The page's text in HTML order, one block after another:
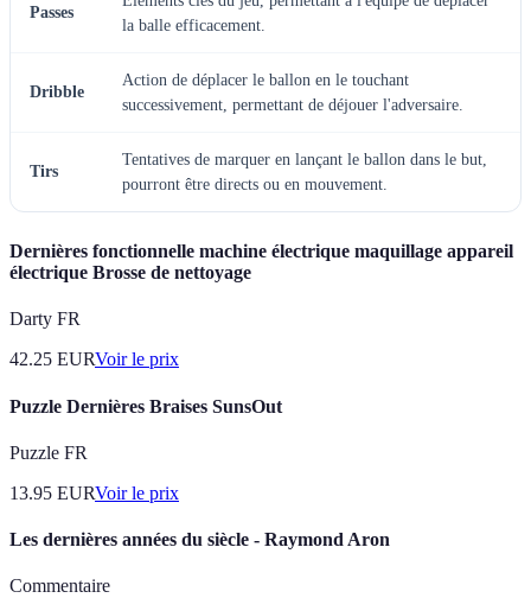
Passes
la balle efficacement.
Dribble
Action de déplacer le ballon en le touchant
successivement, permettant de déjouer l'adversaire.
Tirs
Tentatives de marquer en lançant le ballon dans le but,
pourront être directs ou en mouvement.
Dernières fonctionnelle machine électrique maquillage appareil
électrique Brosse de nettoyage
Darty FR
42.25 EURVoir le prix
Puzzle Dernières Braises SunsOut
Puzzle FR
13.95 EURVoir le prix
Les dernières années du siècle - Raymond Aron
Commentaire